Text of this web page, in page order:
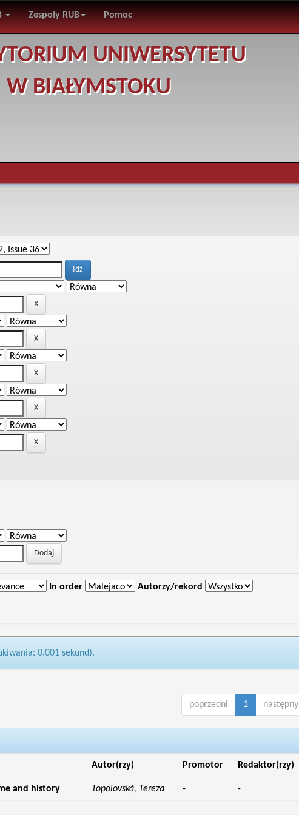
Zespoły RUB Pomoc
UNIWERSYTETU
W BIAŁYMSTOKU
In order Autorzy/rekord
0.001 sekund).
poprzedni 1 następny
Autor(rzy) Promotor Redaktor(rzy)
and history Topolovská, Tereza - -